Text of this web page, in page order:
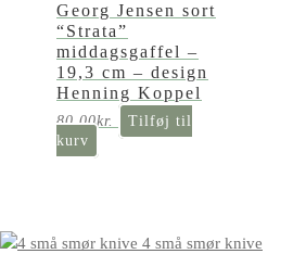
Georg Jensen sort
“Strata”
middagsgaffel –
19,3 cm – design
Henning Koppel
80,00kr.
Tilføj til
kurv
4 små smør knive